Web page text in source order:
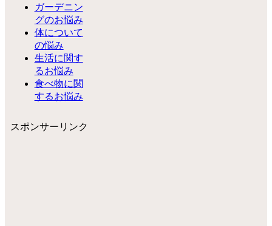
ガーデニン
グのお悩み
体について
の悩み
生活に関す
るお悩み
食べ物に関
するお悩み
スポンサーリンク